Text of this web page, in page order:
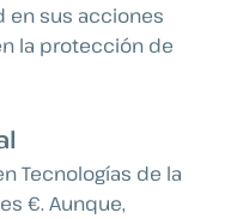
en sus acciones
la protección de
Tecnologías de la
€. Aunque,